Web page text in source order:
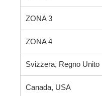
ZONA 3
ZONA 4
Svizzera, Regno Unito
Canada, USA